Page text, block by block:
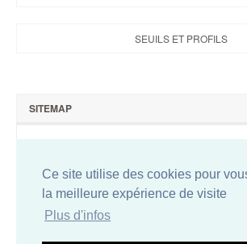
Ce site utilise des cookies pour
la meilleure expérience de visite
Plus d'infos
SEUILS ET PROFILS
SITEMAP
Plan du site
Conditions de vente
Mentions légales